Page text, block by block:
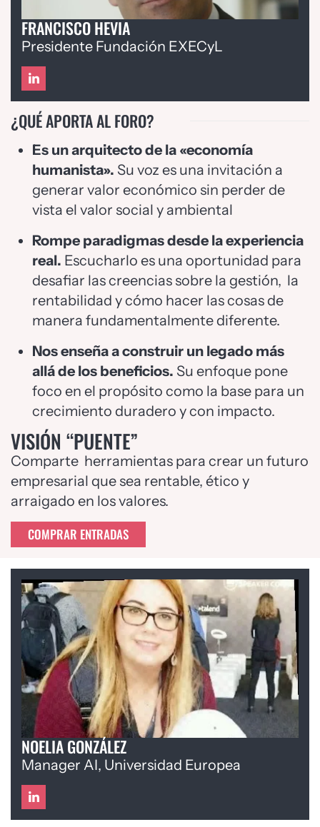
FRANCISCO HEVIA
Presidente Fundación EXECyL
¿QUÉ APORTA AL FORO?
Es un arquitecto de la «economía
humanista». Su voz es una invitación a
generar valor económico sin perder de
vista el valor social y ambiental
Rompe paradigmas desde la experiencia
real. Escucharlo es una oportunidad para
desafiar las creencias sobre la gestión, la
rentabilidad y cómo hacer las cosas de
manera fundamentalmente diferente.
Nos enseña a construir un legado más
allá de los beneficios. Su enfoque pone
foco en el propósito como la base para un
crecimiento duradero y con impacto.
VISIÓN “PUENTE”
Comparte herramientas para crear un futuro
empresarial que sea rentable, ético y
arraigado en los valores.
COMPRAR ENTRADAS
NOELIA GONZÁLEZ
Manager AI, Universidad Europea